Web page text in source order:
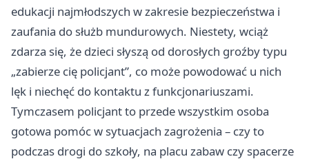
edukacji najmłodszych w zakresie bezpieczeństwa i
zaufania do służb mundurowych. Niestety, wciąż
zdarza się, że dzieci słyszą od dorosłych groźby typu
„zabierze cię policjant”, co może powodować u nich
lęk i niechęć do kontaktu z funkcjonariuszami.
Tymczasem policjant to przede wszystkim osoba
gotowa pomóc w sytuacjach zagrożenia – czy to
podczas drogi do szkoły, na placu zabaw czy spacerze